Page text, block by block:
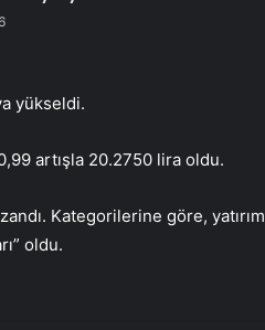
yükseldi.
artışla 20.2750 lira oldu.
Kategorilerine göre, yatırım
oldu.